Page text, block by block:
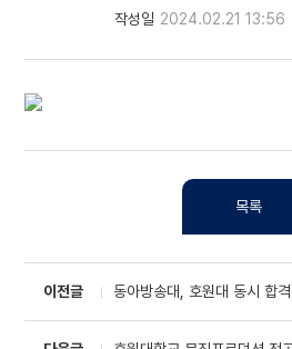
작성일 2024.02.21 13:56
목록
이전글